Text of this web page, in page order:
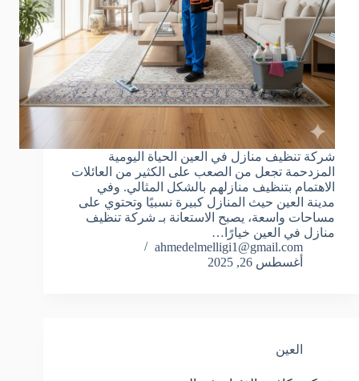
شركة تنظيف منازل في العين الحياة اليومية
المزدحمة تجعل من الصعب على الكثير من العائلات
الاهتمام بتنظيف منازلهم بالشكل المثالي. وفي
مدينة العين حيث المنازل كبيرة نسبيًا وتحتوي على
مساحات واسعة، يصبح الاستعانة بـ شركة تنظيف
منازل في العين خيارًا…
ahmedelmelligi1@gmail.com
أغسطس 26, 2025
العين